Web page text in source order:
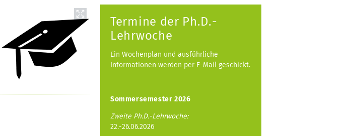
Termine der Ph.D.-
Lehrwoche
Ein Wochenplan und ausführliche
Informationen werden per E-Mail geschickt.
Sommersemester 2026
Zweite Ph.D.-Lehrwoche:
22.-26.06.2026